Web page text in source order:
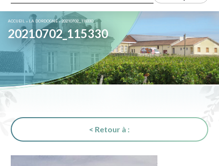
ACCUEIL » LA DORDOGNE»20210702_115330
20210702_115330
< Retour à :